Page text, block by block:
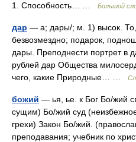
1. Способность… …
Большой
дар — а; дары/; м. 1) высок.
безвозмездно; подарок,
дары. Преподнести портрет в
рублей дар Общества
чего, какие Природные… …
божий — ья, ье. к Бог Бо/жий
сущим) Бо/жий суд
грехи) Закон Бо/жий.
преподавания; учебник по